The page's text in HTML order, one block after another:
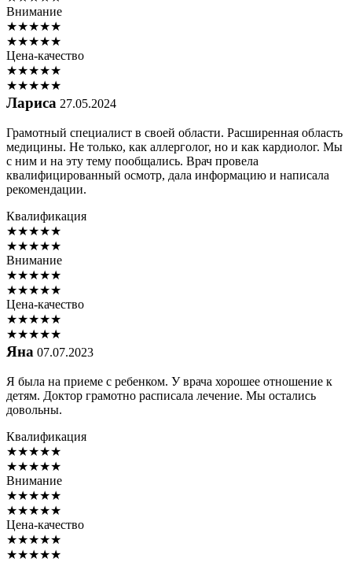
Внимание
★★★★★
★★★★★
Цена-качество
★★★★★
★★★★★
Лариса 27.05.2024
Грамотный специалист в своей области. Расширенная область
медицины. Не только, как аллерголог, но и как кардиолог. Мы
с ним и на эту тему пообщались. Врач провела
квалифицированный осмотр, дала информацию и написала
рекомендации.
Квалификация
★★★★★
★★★★★
Внимание
★★★★★
★★★★★
Цена-качество
★★★★★
★★★★★
Яна 07.07.2023
Я была на приеме с ребенком. У врача хорошее отношение к
детям. Доктор грамотно расписала лечение. Мы остались
довольны.
Квалификация
★★★★★
★★★★★
Внимание
★★★★★
★★★★★
Цена-качество
★★★★★
★★★★★